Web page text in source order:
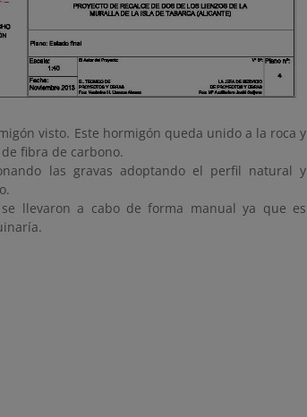
visto. Este hormigón queda unido a la roca y
fibra de carbono.
las gravas adoptando el perfil natural y
llevaron a cabo de forma manual ya que es